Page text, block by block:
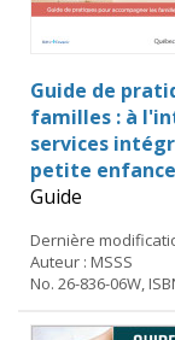
Guide de
familles : à
services
petite enfance
Guide
Dernière
Auteur : MSSS
No. 26-836-06W,